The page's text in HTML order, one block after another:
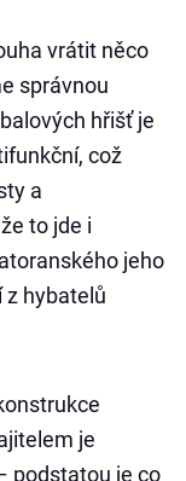
vrátit něco
správnou
hřišť je
což
a
to jde i
jeho
z hybatelů
je
podstatou je co